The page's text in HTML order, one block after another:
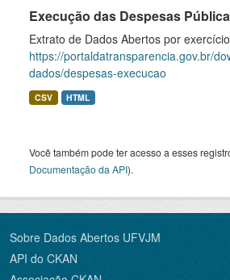
Execução das Despesas
Extrato de Dados Abertos por
https://portaldatransparencia.gov.br/
dados/despesas-execucao
CSV HTML
Você também pode ter acesso a esses
Documentação da API).
Sobre Dados Abertos UFVJM
API do CKAN